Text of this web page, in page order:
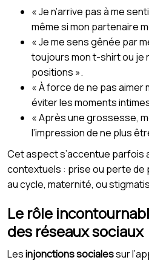
« Je n’arrive pas à me
même si mon partenaire
« Je me sens gênée par
toujours mon t-shirt ou je
positions ».
« À force de ne pas aimer
éviter les moments
« Après une grossesse,
l’impression de ne plus
Cet aspect s’accentue parfois
contextuels : prise ou perte de
au cycle, maternité, ou
Le rôle
des réseaux sociaux
Lesinjonctions socialessur